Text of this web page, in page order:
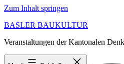
Zum Inhalt springen
BASLER BAUKULTUR
Veranstaltungen der Kantonalen
Ansicht laden